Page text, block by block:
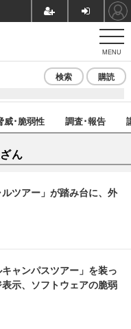
MENU
検索 購読
威･脆弱性 調査･報告
ん
ツアー」が踏み台に、外
ャンパスツアー」を装っ
示、ソフトウェアの脆弱